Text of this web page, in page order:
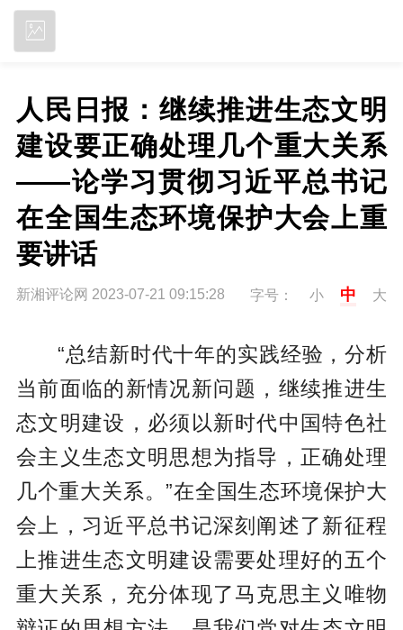
人民日报：继续推进生态文明
建设要正确处理几个重大关系
——论学习贯彻习近平总书记
在全国生态环境保护大会上重
要讲话
新湘评论网 2023-07-21 09:15:28 字号： 小 中 大
“总结新时代十年的实践经验，分析
当前面临的新情况新问题，继续推进生
态文明建设，必须以新时代中国特色社
会主义生态文明思想为指导，正确处理
几个重大关系。”在全国生态环境保护大
会上，习近平总书记深刻阐述了新征程
上推进生态文明建设需要处理好的五个
重大关系，充分体现了马克思主义唯物